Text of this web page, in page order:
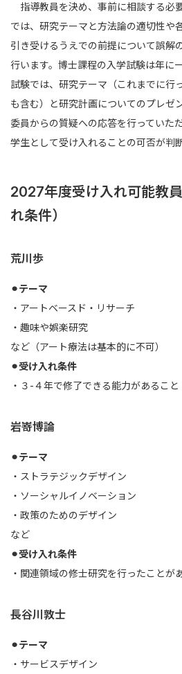
指導教員を決め、事前に相談する必
では、研究テーマと方法論の適切性や
引き受けるうえでの前提について誤解
行います。博士課程の入学試験は年に
試験では、研究テーマ（これまでに行
も含む）と研究計画についてのプレゼ
委員からの質疑への応答を行っていた
学生として受け入れることの可否が判
2027年度受け入れ可能教
れ条件）
荒川歩
⚫︎テーマ
・アートベースド・リサーチ
・趣味や娯楽研究
など（アート療法は基本的に不可）
⚫︎受け入れ条件
・３-４年で修了できる能力があること
岩嵜博論
⚫︎テーマ
・ストラテジックデザイン
・ソーシャルイノベーション
・政策のためのデザイン
など
⚫︎受け入れ条件
・関連領域の修士研究を行ったことが
長谷川敦士
⚫︎テーマ
・サービスデザイン